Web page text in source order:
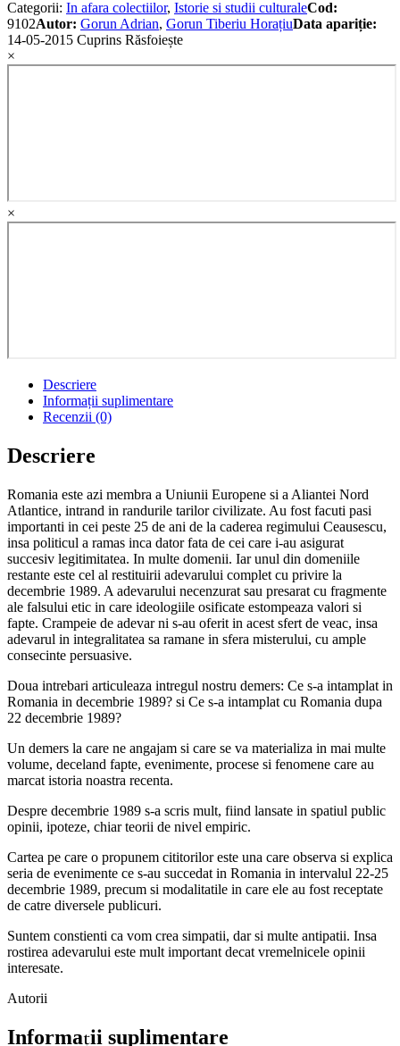
Categorii: In afara colectiilor, Istorie si studii culturaleCod:
9102Autor: Gorun Adrian, Gorun Tiberiu HorațiuData apariție:
14-05-2015 Cuprins Răsfoiește
×
×
Descriere
Informații suplimentare
Recenzii (0)
Descriere
Romania este azi membra a Uniunii Europene si a Aliantei Nord
Atlantice, intrand in randurile tarilor civilizate. Au fost facuti pasi
importanti in cei peste 25 de ani de la caderea regimului Ceausescu,
insa politicul a ramas inca dator fata de cei care i-au asigurat
succesiv legitimitatea. In multe domenii. Iar unul din domeniile
restante este cel al restituirii adevarului complet cu privire la
decembrie 1989. A adevarului necenzurat sau presarat cu fragmente
ale falsului etic in care ideologiile osificate estompeaza valori si
fapte. Crampeie de adevar ni s-au oferit in acest sfert de veac, insa
adevarul in integralitatea sa ramane in sfera misterului, cu ample
consecinte persuasive.
Doua intrebari articuleaza intregul nostru demers: Ce s-a intamplat in
Romania in decembrie 1989? si Ce s-a intamplat cu Romania dupa
22 decembrie 1989?
Un demers la care ne angajam si care se va materializa in mai multe
volume, deceland fapte, evenimente, procese si fenomene care au
marcat istoria noastra recenta.
Despre decembrie 1989 s-a scris mult, fiind lansate in spatiul public
opinii, ipoteze, chiar teorii de nivel empiric.
Cartea pe care o propunem cititorilor este una care observa si explica
seria de evenimente ce s-au succedat in Romania in intervalul 22-25
decembrie 1989, precum si modalitatile in care ele au fost receptate
de catre diversele publicuri.
Suntem constienti ca vom crea simpatii, dar si multe antipatii. Insa
rostirea adevarului este mult important decat vremelnicele opinii
interesate.
Autorii
Informații suplimentare